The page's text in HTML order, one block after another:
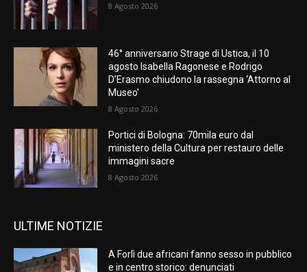
8 Agosto 2026
46° anniversario Strage di Ustica, il 10
agosto Isabella Ragonese e Rodrigo
D’Erasmo chiudono la rassegna ‘Attorno al
Museo’
8 Agosto 2026
Portici di Bologna: 70mila euro dal
ministero della Cultura per restauro delle
immagini sacre
8 Agosto 2026
ULTIME NOTIZIE
A Forlì due africani fanno sesso in pubblico
e in centro storico: denunciati